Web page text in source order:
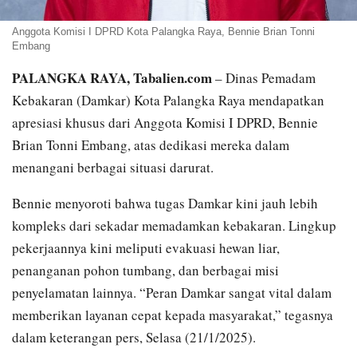
Anggota Komisi I DPRD Kota Palangka Raya, Bennie Brian Tonni
Embang
PALANGKA RAYA, Tabalien.com– Dinas Pemadam
Kebakaran (Damkar) Kota Palangka Raya mendapatkan
apresiasi khusus dari Anggota Komisi I DPRD, Bennie
Brian Tonni Embang, atas dedikasi mereka dalam
menangani berbagai situasi darurat.
Bennie menyoroti bahwa tugas Damkar kini jauh lebih
kompleks dari sekadar memadamkan kebakaran. Lingkup
pekerjaannya kini meliputi evakuasi hewan liar,
penanganan pohon tumbang, dan berbagai misi
penyelamatan lainnya. “Peran Damkar sangat vital dalam
memberikan layanan cepat kepada masyarakat,” tegasnya
dalam keterangan pers, Selasa (21/1/2025).